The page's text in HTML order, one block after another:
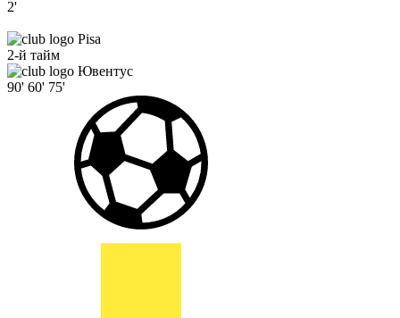
2'
Pisa
2-й тайм
Ювентус
90' 60' 75'